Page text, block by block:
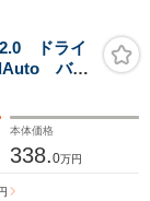
ドライ
バッ
ヒータ
ト
本体価格
338.0万円